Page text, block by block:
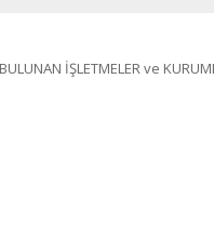
İŞLETMELER ve